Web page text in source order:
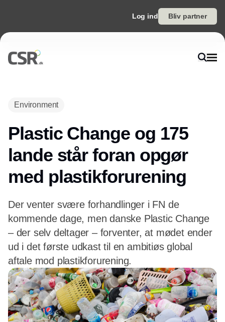
Log ind Bliv partner
Environment
Plastic Change og 175
lande står foran opgør
med plastikforurening
Der venter svære forhandlinger i FN de
kommende dage, men danske Plastic Change
– der selv deltager – forventer, at mødet ender
ud i det første udkast til en ambitiøs global
aftale mod plastikforurening.